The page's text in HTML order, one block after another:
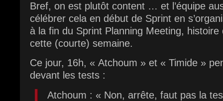
Bref, on est plutôt content … et l’équipe
célébrer cela en début de Sprint en
à la fin du Sprint Planning Meeting,
cette (courte) semaine.
Ce jour, 16h, « Atchoum » et « Timide »
devant les tests :
Atchoum : « Non, arrête, faut pas la